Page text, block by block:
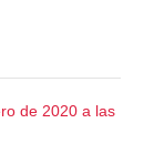
de 2020 a las